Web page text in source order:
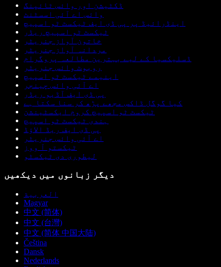
ڈکٹیشن اور وائس ٹائپنگ
وائس اے آئی اسسٹنٹ
اینڈرائیڈ پر پی ڈی ایف ٹیکسٹ ٹو اسپیچ
ٹیکسٹ ٹو اسپیچ ریڈر
خاتون آواز جنریٹر
مردانہ آواز جنریٹر
ڈسلیکسیا کے لیے بہترین مطالعہ پروگرام
روبوٹ وائس جنریٹر
اینیمے ٹیکسٹ ٹو اسپیچ
اے آئی وائس چینجر
پی ڈی ایف آڈیو ریڈر
کیا گوگل ڈاکس مجھے پڑھ کر سنا سکتا ہے
ٹیکسٹ ٹو اسپیچ کروم ایکسٹینشن
ہندی ٹیکسٹ ٹو اسپیچ
پی ڈی ایف ریڈ الاؤڈ
اے آئی وائس جنریٹر
ٹیکستو آ ووز
لیطوری دی ٹیکسٹو
دیگر زبانوں میں دیکھیں
العربية
Magyar
中文 (简体)
中文 (台灣)
中文 (简体 中国大陆)
Čeština
Dansk
Nederlands